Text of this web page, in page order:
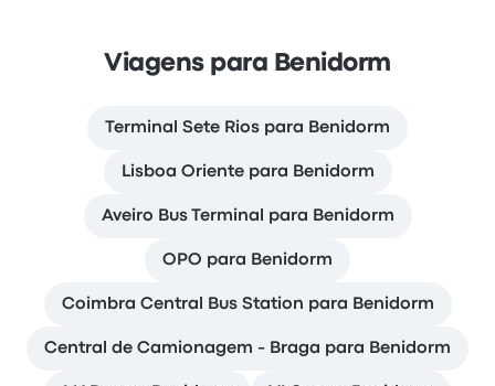
Viagens para Benidorm
Terminal Sete Rios para Benidorm
Lisboa Oriente para Benidorm
Aveiro Bus Terminal para Benidorm
OPO para Benidorm
Coimbra Central Bus Station para Benidorm
Central de Camionagem - Braga para Benidorm